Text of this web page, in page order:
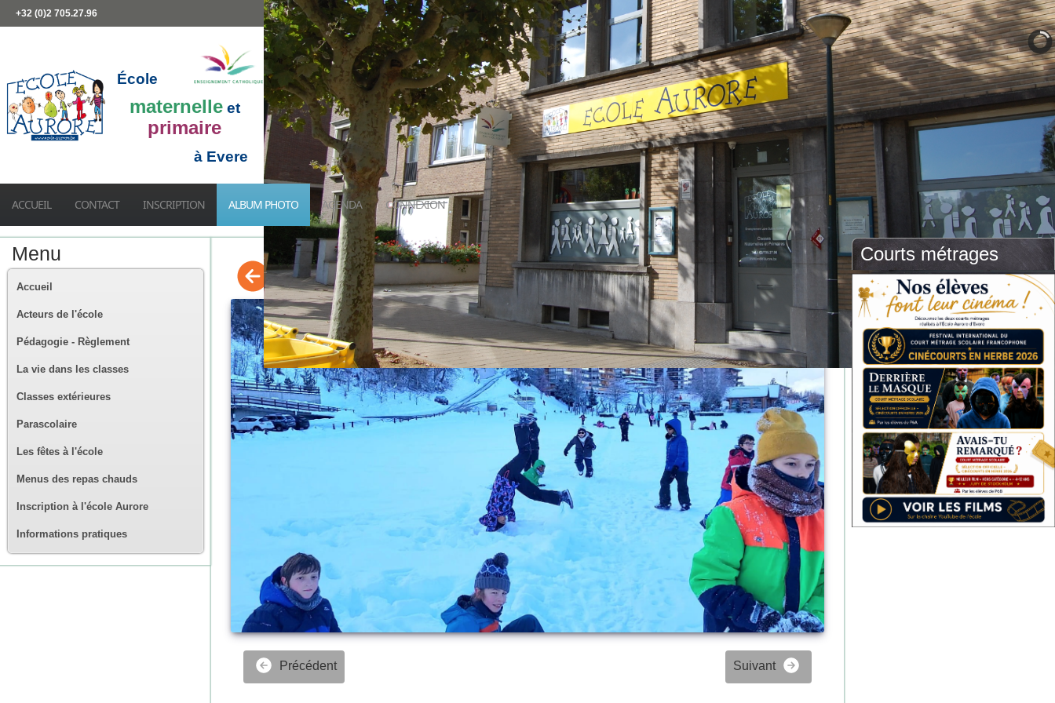
+32 (0)2 705.27.96
École
maternelle et
primaire
à Evere
ACCUEIL CONTACT INSCRIPTION ALBUM PHOTO AGENDA CONNEXION
Menu
Accueil
Acteurs de l'école
Pédagogie - Règlement
La vie dans les classes
Classes extérieures
Parascolaire
Les fêtes à l'école
Menus des repas chauds
Inscription à l'école Aurore
Informations pratiques
Précédent Suivant
Courts métrages